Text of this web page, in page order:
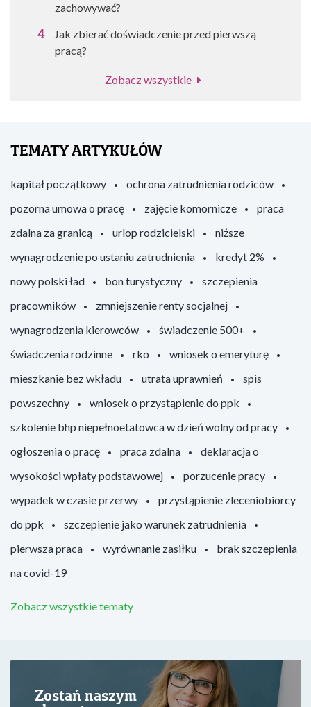
zachowywać?
Jak zbierać doświadczenie przed pierwszą
pracą?
Zobacz wszystkie
TEMATY ARTYKUŁÓW
kapitał początkowy
ochrona zatrudnienia rodziców
pozorna umowa o pracę
zajęcie komornicze
praca
zdalna za granicą
urlop rodzicielski
niższe
wynagrodzenie po ustaniu zatrudnienia
kredyt 2%
nowy polski ład
bon turystyczny
szczepienia
pracowników
zmniejszenie renty socjalnej
wynagrodzenia kierowców
świadczenie 500+
świadczenia rodzinne
rko
wniosek o emeryturę
mieszkanie bez wkładu
utrata uprawnień
spis
powszechny
wniosek o przystąpienie do ppk
szkolenie bhp niepełnoetatowca w dzień wolny od pracy
ogłoszenia o pracę
praca zdalna
deklaracja o
wysokości wpłaty podstawowej
porzucenie pracy
wypadek w czasie przerwy
przystąpienie zleceniobiorcy
do ppk
szczepienie jako warunek zatrudnienia
pierwsza praca
wyrównanie zasiłku
brak szczepienia
na covid-19
Zobacz wszystkie tematy
Zostań naszym